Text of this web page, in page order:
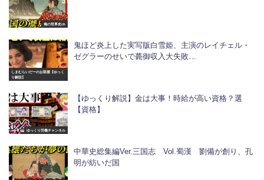
俺の世界史ch
しまむらいだーのお部屋【ゆっく
り解説】
鬼ほど炎上した実写版白雪姫、主演のレイチェル・
ゼグラーのせいで薨御収入大失敗…
ゆっくり労働チャンネル
【ゆっくり解説】金は大事！時給が高い資格？選
【資格】
中華史総集編Ver.三国志 Vol.蜀漢 劉備が創り、孔
明が紡いだ国